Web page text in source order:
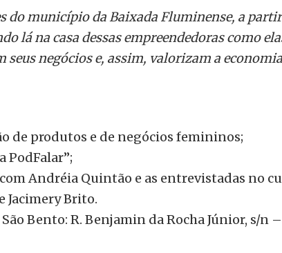
do município da Baixada Fluminense, a
lá na casa dessas empreendedoras como
seus negócios e, assim, valorizam a
de produtos e de negócios femininos;
PodFalar”;
Andréia Quintão e as entrevistadas no
Jacimery Brito.
Bento: R. Benjamin da Rocha Júnior, s/n